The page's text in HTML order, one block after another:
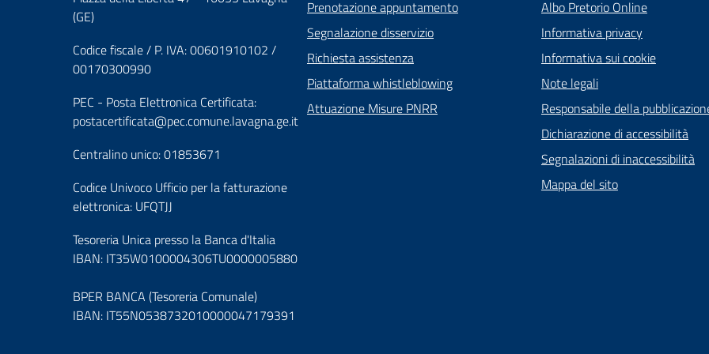
(GE)
Codice fiscale / P. IVA: 00601910102 /
00170300990
PEC - Posta Elettronica Certificata:
postacertificata@pec.comune.lavagna.ge.it
Centralino unico: 01853671
Codice Univoco Ufficio per la fatturazione
elettronica: UFQTJJ
Prenotazione appuntamento
Segnalazione disservizio
Richiesta assistenza
Piattaforma whistleblowing
Attuazione Misure PNRR
Albo Pretorio Online
Informativa privacy
Informativa sui cookie
Note legali
Responsabile della
Dichiarazione di accessibilità
Segnalazioni di inaccessibilità
Mappa del sito
Tesoreria Unica presso la Banca d'Italia
IBAN: IT35W0100004306TU0000005880
BPER BANCA (Tesoreria Comunale)
IBAN: IT55N0538732010000047179391